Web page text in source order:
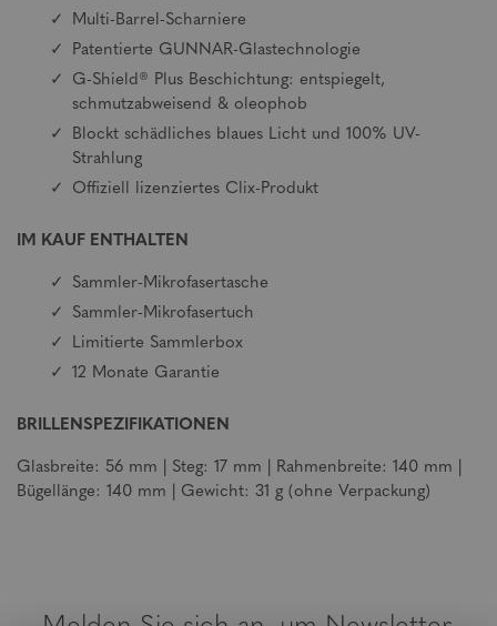
Multi-Barrel-Scharniere
Patentierte GUNNAR-Glastechnologie
G-Shield® Plus Beschichtung: entspiegelt,
schmutzabweisend & oleophob
Blockt schädliches blaues Licht und 100% UV-
Strahlung
Offiziell lizenziertes Clix-Produkt
IM KAUF ENTHALTEN
Sammler-Mikrofasertasche
Sammler-Mikrofasertuch
Limitierte Sammlerbox
12 Monate Garantie
BRILLENSPEZIFIKATIONEN
Glasbreite: 56 mm | Steg: 17 mm | Rahmenbreite: 140 mm |
Bügellänge: 140 mm | Gewicht: 31 g (ohne Verpackung)